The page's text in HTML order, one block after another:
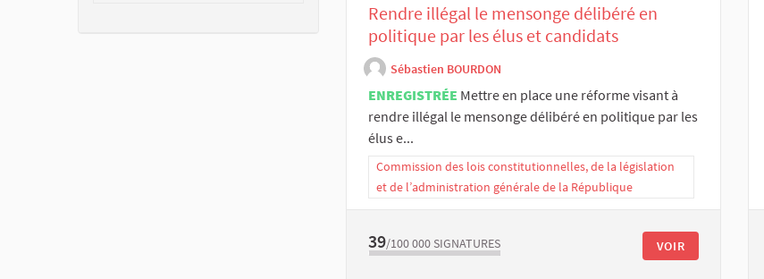
Rendre illégal le mensonge délibéré en
politique par les élus et candidats
Sébastien BOURDON
ENREGISTRÉE Mettre en place une réforme visant à
rendre illégal le mensonge délibéré en politique par les
élus e...
Commission des lois constitutionnelles, de la législation
et de l’administration générale de la République
39/100 000 SIGNATURES VOIR